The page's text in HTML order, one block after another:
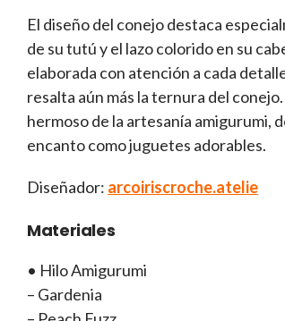
El diseño del conejo destaca
de su tutú y el lazo colorido en su
elaborada con atención a cada
resalta aún más la ternura del
hermoso de la artesanía amigurumi,
encanto como juguetes adorables.
Diseñador: arcoiriscroche.atelie
Materiales
• Hilo Amigurumi
– Gardenia